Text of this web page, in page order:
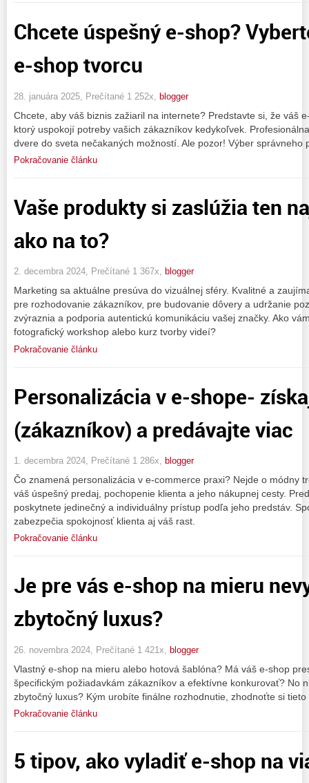
Chcete úspešný e-shop?
e-shop tvorcu
28. januára 2025, Prečítané 1 252x, blogger
Chcete, aby váš biznis zažiaril na internete? Predstavte si, že váš
ktorý uspokojí potreby vašich zákazníkov kedykoľvek.
dvere do sveta nečakaných možností. Ale pozor! Výber správneho
Pokračovanie článku
Vaše produkty si zaslúžia ten
ako na to?
2. decembra 2024, Prečítané 1 367x, blogger
Marketing sa aktuálne presúva do vizuálnej sféry. Kvalitné a
pre rozhodovanie zákazníkov, pre budovanie dôvery a udržanie
zvýraznia a podporia autentickú komunikáciu vašej značky. Ako
fotografický workshop alebo kurz tvorby videí?
Pokračovanie článku
Personalizácia v e-shope-
(zákazníkov) a predávajte viac
1. decembra 2024, Prečítané 1 286x, blogger
Čo znamená personalizácia v e-commerce praxi? Nejde o módny
váš úspešný predaj, pochopenie klienta a jeho nákupnej cesty.
poskytnete jedinečný a individuálny prístup podľa jeho predstáv.
zabezpečia spokojnosť klienta aj váš rast.
Pokračovanie článku
Je pre vás e-shop na mieru
zbytočný luxus?
26. novembra 2024, Prečítané 1 421x, blogger
Vlastný e-shop na mieru alebo hotová šablóna? Má váš e-shop
špecifickým požiadavkám zákazníkov a efektívne konkurovať? No
zbytočný luxus? Kým urobíte finálne rozhodnutie, zhodnoťte si
Pokračovanie článku
5 tipov, ako vyladiť e-shop na